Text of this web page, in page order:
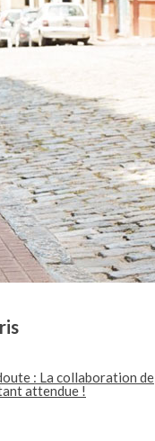
: La collaboration de
attendue !